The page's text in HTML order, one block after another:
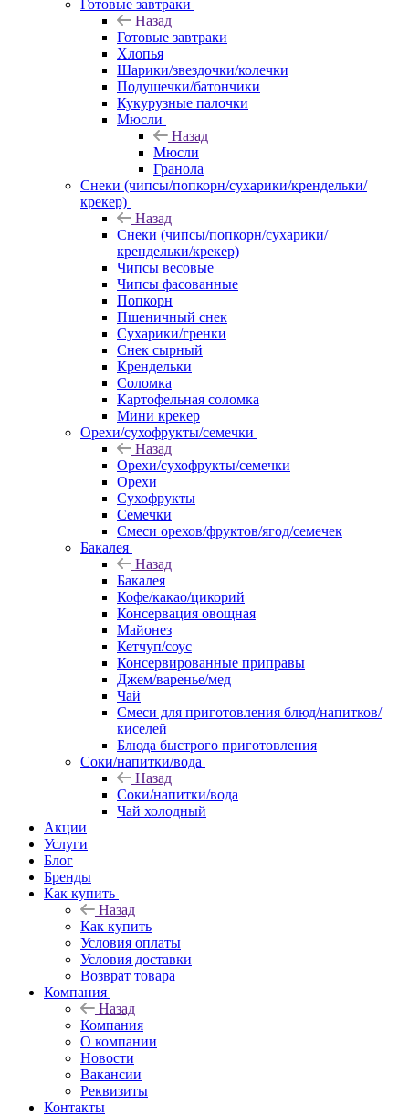
Готовые завтраки
Назад
Готовые завтраки
Хлопья
Шарики/звездочки/колечки
Подушечки/батончики
Кукурузные палочки
Мюсли
Назад
Мюсли
Гранола
Снеки (чипсы/попкорн/сухарики/крендельки/
крекер)
Назад
Снеки (чипсы/попкорн/сухарики/
крендельки/крекер)
Чипсы весовые
Чипсы фасованные
Попкорн
Пшеничный снек
Сухарики/гренки
Снек сырный
Крендельки
Соломка
Картофельная соломка
Мини крекер
Орехи/сухофрукты/семечки
Назад
Орехи/сухофрукты/семечки
Орехи
Сухофрукты
Семечки
Смеси орехов/фруктов/ягод/семечек
Бакалея
Назад
Бакалея
Кофе/какао/цикорий
Консервация овощная
Майонез
Кетчуп/соус
Консервированные приправы
Джем/варенье/мед
Чай
Смеси для приготовления блюд/напитков/
киселей
Блюда быстрого приготовления
Соки/напитки/вода
Назад
Соки/напитки/вода
Чай холодный
Акции
Услуги
Блог
Бренды
Как купить
Назад
Как купить
Условия оплаты
Условия доставки
Возврат товара
Компания
Назад
Компания
О компании
Новости
Вакансии
Реквизиты
Контакты